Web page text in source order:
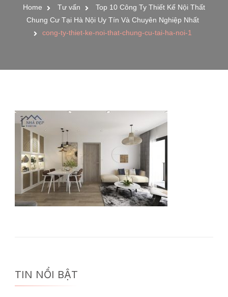
Home Tư vấn
Top 10 Công Ty Thiết Kế Nội Thất
Chung Cư Tại Hà Nội Uy Tín Và Chuyên Nghiệp Nhất
cong-ty-thiet-ke-noi-that-chung-cu-tai-ha-noi-1
TIN NỔI BẬT